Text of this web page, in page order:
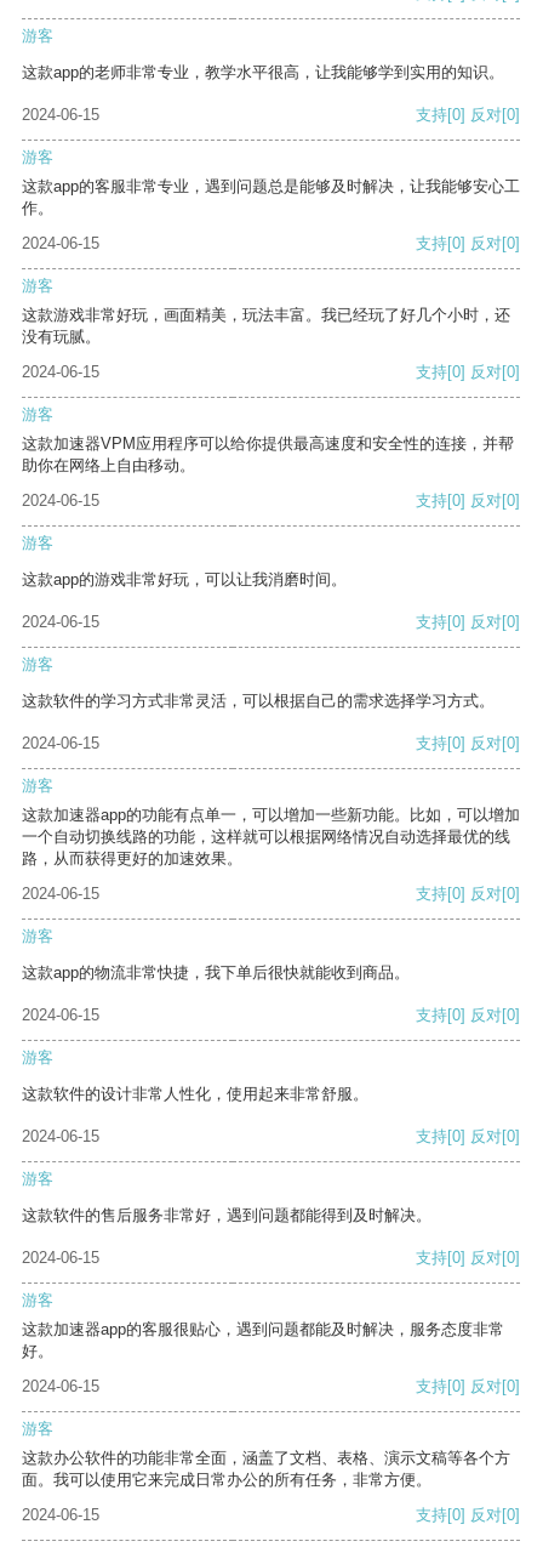
游客
这款app的老师非常专业，教学水平很高，让我能够学到实用的知识。
2024-06-15 支持[0] 反对[0]
游客
这款app的客服非常专业，遇到问题总是能够及时解决，让我能够安心工
作。
2024-06-15
支持[0] 反对[0]
游客
这款游戏非常好玩，画面精美，玩法丰富。我已经玩了好几个小时，还
没有玩腻。
2024-06-15
支持[0] 反对[0]
游客
这款加速器VPM应用程序可以给你提供最高速度和安全性的连接，并帮
助你在网络上自由移动。
2024-06-15
支持[0] 反对[0]
游客
这款app的游戏非常好玩，可以让我消磨时间。
2024-06-15 支持[0] 反对[0]
游客
这款软件的学习方式非常灵活，可以根据自己的需求选择学习方式。
2024-06-15 支持[0] 反对[0]
游客
这款加速器app的功能有点单一，可以增加一些新功能。比如，可以增加
一个自动切换线路的功能，这样就可以根据网络情况自动选择最优的线
路，从而获得更好的加速效果。
2024-06-15
支持[0] 反对[0]
游客
这款app的物流非常快捷，我下单后很快就能收到商品。
2024-06-15 支持[0] 反对[0]
游客
这款软件的设计非常人性化，使用起来非常舒服。
2024-06-15 支持[0] 反对[0]
游客
这款软件的售后服务非常好，遇到问题都能得到及时解决。
2024-06-15 支持[0] 反对[0]
游客
这款加速器app的客服很贴心，遇到问题都能及时解决，服务态度非常
好。
2024-06-15
支持[0] 反对[0]
游客
这款办公软件的功能非常全面，涵盖了文档、表格、演示文稿等各个方
面。我可以使用它来完成日常办公的所有任务，非常方便。
2024-06-15
支持[0] 反对[0]